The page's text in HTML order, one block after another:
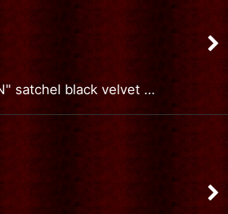
satchel black velvet …